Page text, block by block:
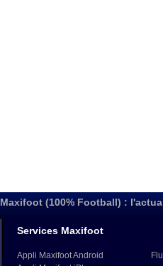
Maxifoot (100% Football) :
Services Maxifoot
Appli Maxifoot Android